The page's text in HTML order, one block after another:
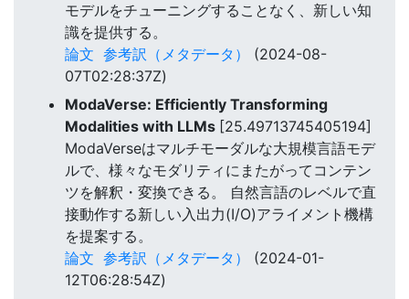
モデルをチューニングすることなく、新しい知
識を提供する。
論文 参考訳（メタデータ）
(2024-08-
07T02:28:37Z)
ModaVerse: Efficiently Transforming
Modalities with LLMs [25.49713745405194]
ModaVerseはマルチモーダルな大規模言語モデ
ルで、様々なモダリティにまたがってコンテン
ツを解釈・変換できる。 自然言語のレベルで直
接動作する新しい入出力(I/O)アライメント機構
を提案する。
論文 参考訳（メタデータ）
(2024-01-
12T06:28:54Z)